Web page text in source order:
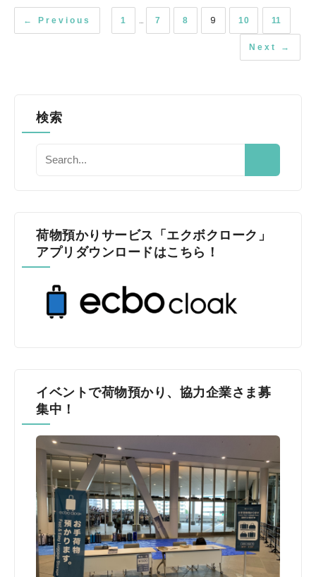
← Previous 1 … 7 8 9 10 11
Next →
検索
荷物預かりサービス「エクボクローク」
アプリダウンロードはこちら！
イベントで荷物預かり、協力企業さま募
集中！